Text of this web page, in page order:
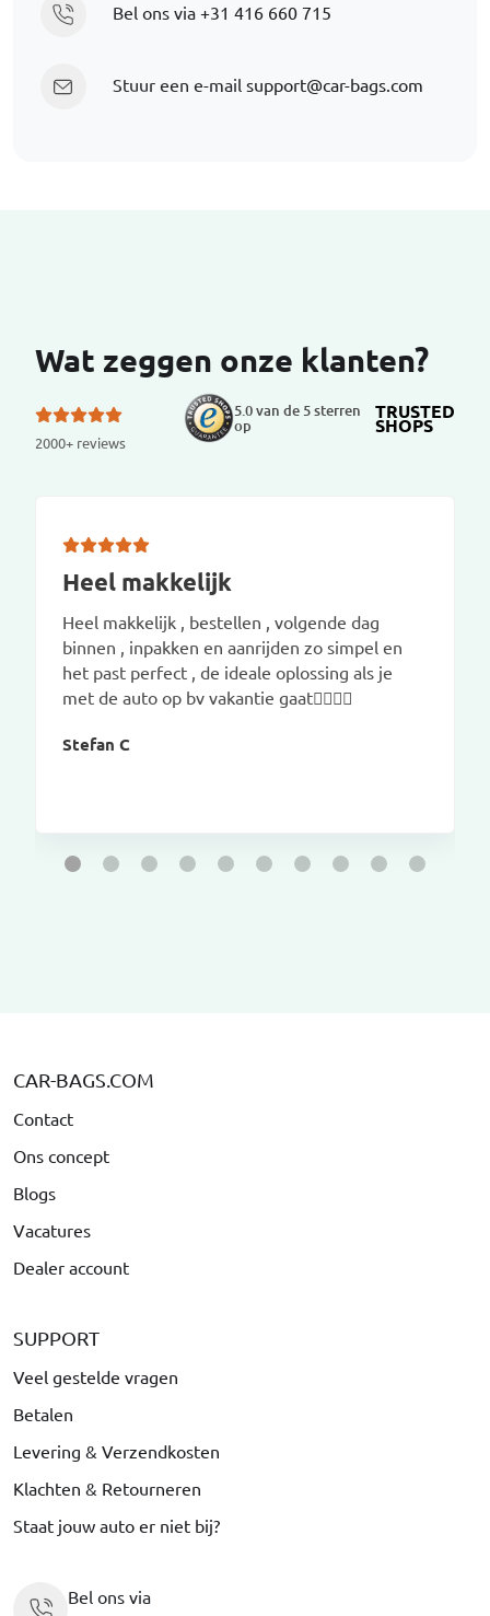
Bel ons via +31 416 660 715
Stuur een e-mail support@car-bags.com
Wat zeggen onze klanten?
2000+ reviews
5.0 van de 5 sterren
op
TRUSTED
SHOPS
Heel makkelijk
Heel makkelijk , bestellen , volgende dag
binnen , inpakken en aanrijden zo simpel en
het past perfect , de ideale oplossing als je
met de auto op bv vakantie gaat👌🏽👌🏽
Stefan C
CAR-BAGS.COM
Contact
Ons concept
Blogs
Vacatures
Dealer account
SUPPORT
Veel gestelde vragen
Betalen
Levering & Verzendkosten
Klachten & Retourneren
Staat jouw auto er niet bij?
Bel ons via